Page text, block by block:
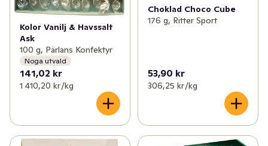
Kolor Vanilj & Havssalt
Ask
100 g, Pärlans Konfektyr
Noga utvald
141,02 kr
1 410,20 kr /kg
Choklad Choco Cube
176 g, Ritter Sport
53,90 kr
306,25 kr /kg